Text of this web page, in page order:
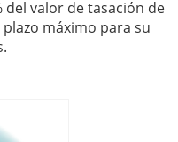
del valor de tasación de
máximo para su